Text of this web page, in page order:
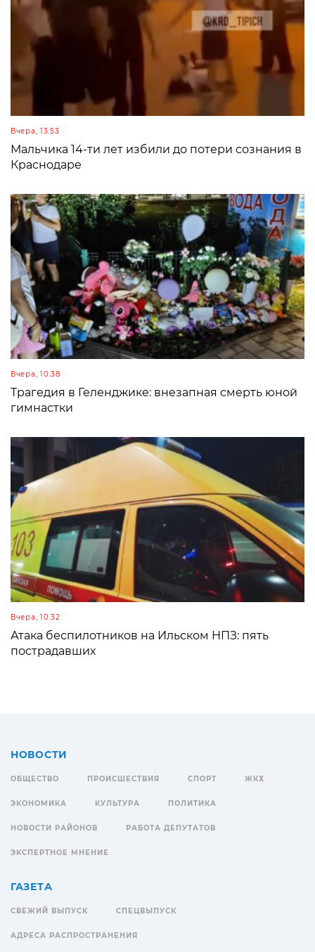
Вчера, 13:53
Мальчика 14-ти лет избили до потери сознания в
Краснодаре
Вчера, 10:38
Трагедия в Геленджике: внезапная смерть юной
гимнастки
Вчера, 10:32
Атака беспилотников на Ильском НПЗ: пять
пострадавших
НОВОСТИ
ОБЩЕСТВО ПРОИСШЕСТВИЯ СПОРТ ЖКХ
ЭКОНОМИКА КУЛЬТУРА ПОЛИТИКА
НОВОСТИ РАЙОНОВ РАБОТА ДЕПУТАТОВ
ЭКСПЕРТНОЕ МНЕНИЕ
ГАЗЕТА
СВЕЖИЙ ВЫПУСК СПЕЦВЫПУСК
АДРЕСА РАСПРОСТРАНЕНИЯ